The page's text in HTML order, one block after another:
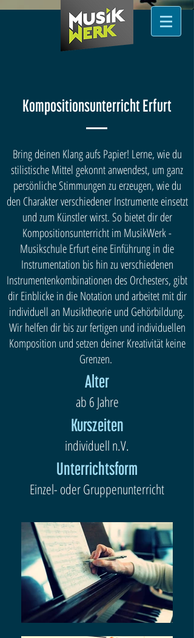
Kompositionsunterricht Erfurt
Bring deinen Klang aufs Papier! Lerne, wie du
stilistische Mittel gekonnt anwendest, um ganz
persönliche Stimmungen zu erzeugen, wie du
den Charakter verschiedener Instrumente einsetzt
und zum Künstler wirst. So bietet dir der
Kompositionsunterricht im MusikWerk -
Musikschule Erfurt eine Einführung in die
Instrumentation bis hin zu verschiedenen
Instrumentenkombinationen des Orchesters, gibt
dir Einblicke in die Notation und arbeitet mit dir
individuell an Musiktheorie und Gehörbildung.
Wir helfen dir bis zur fertigen und individuellen
Komposition und setzen deiner Kreativität keine
Grenzen.
Alter
ab 6 Jahre
Kurszeiten
individuell n.V.
Unterrichtsform
Einzel- oder Gruppenunterricht